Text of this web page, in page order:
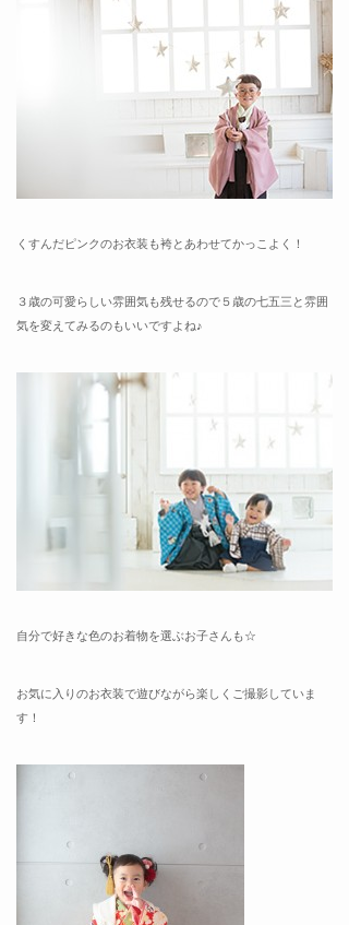
くすんだピンクのお衣装も袴とあわせてかっこよく！
３歳の可愛らしい雰囲気も残せるので５歳の七五三と雰囲
気を変えてみるのもいいですよね♪
自分で好きな色のお着物を選ぶお子さんも☆
お気に入りのお衣装で遊びながら楽しくご撮影していま
す！